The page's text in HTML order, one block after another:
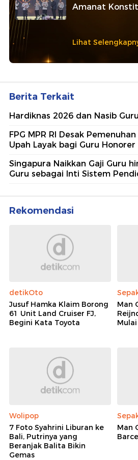
Amanat
Lihat
Berita Terkait
Hardiknas 2026 dan Nasib Guru
FPG MPR RI Desak
Upah Layak bagi Guru Honorer
Singapura Naikkan Gaji Guru
Guru sebagai Inti Sistem
Rekomendasi
detikOto
Jusuf Hamka Klaim Borong
61 Unit Land Cruiser FJ,
Begini Kata Toyota
Man
Wolipop
7 Foto Syahrini Liburan ke
Bali, Putrinya yang
Beranjak Balita Bikin
Gemas
Man